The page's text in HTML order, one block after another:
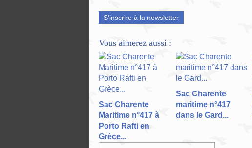
S'inscrire à la newsletter
Vous aimerez aussi :
Sac Charente
Maritime n°417 à
Porto Rafti en
Grèce...
Sac Charente
maritime n°417
dans le Gard...